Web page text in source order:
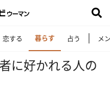
恋する 暮らす 占う メ
に好かれる人の